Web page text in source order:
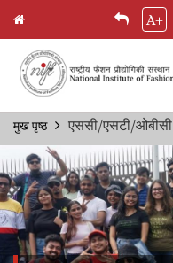
Skip
main
content
A+
Breadcrumb
मुख पृष्ठ एससी/एसटी/ओबीसी